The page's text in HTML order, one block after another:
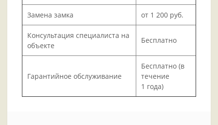
Замена замка от 1 200 руб.
Консультация специалиста на
объекте
Бесплатно
Гарантийное обслуживание
Бесплатно (в
течение
1 года)